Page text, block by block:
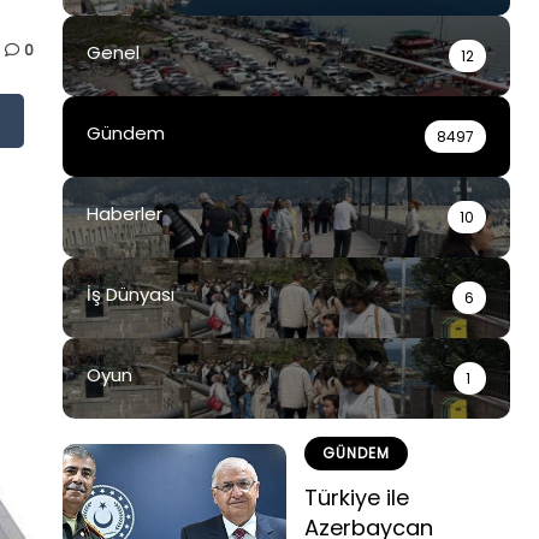
0 Genel 12
Gündem 8497
Haberler 10
İş Dünyası 6
Oyun 1
GÜNDEM
Türkiye ile
Azerbaycan